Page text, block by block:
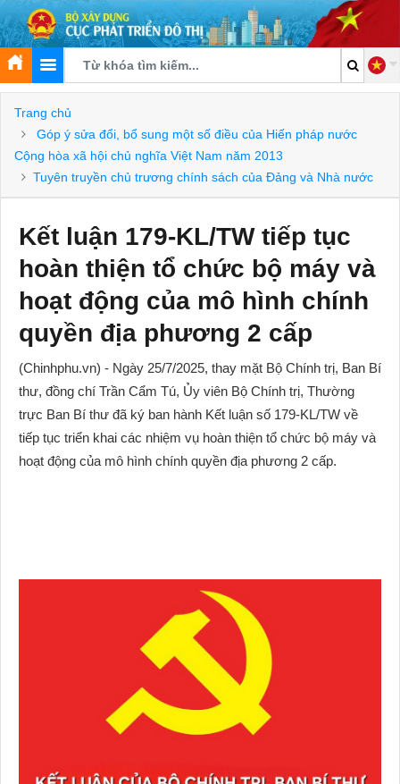
Trang chủ
Góp ý sửa đổi, bổ sung một số điều của Hiến pháp nước
Cộng hòa xã hội chủ nghĩa Việt Nam năm 2013
Tuyên truyền chủ trương chính sách của Đảng và Nhà nước
Kết luận 179-KL/TW tiếp tục
hoàn thiện tổ chức bộ máy và
hoạt động của mô hình chính
quyền địa phương 2 cấp
(Chinhphu.vn) - Ngày 25/7/2025, thay mặt Bộ Chính trị, Ban Bí
thư, đồng chí Trần Cẩm Tú, Ủy viên Bộ Chính trị, Thường
trực Ban Bí thư đã ký ban hành Kết luận số 179-KL/TW về
tiếp tục triển khai các nhiệm vụ hoàn thiện tổ chức bộ máy và
hoạt động của mô hình chính quyền địa phương 2 cấp.